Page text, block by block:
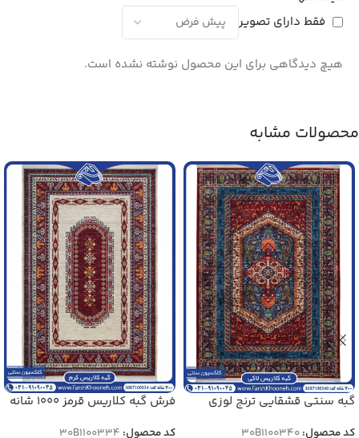
فقط دارای تصویر
هیچ دیدگاهی برای این محصول نوشته نشده است.
محصولات مشابه
گبه سنتی قشقایی ترنج لوزی
کد محصول:30B1100340
فرش گبه کلاریس قرمز 1000 شانه
کد محصول: 30B1100334